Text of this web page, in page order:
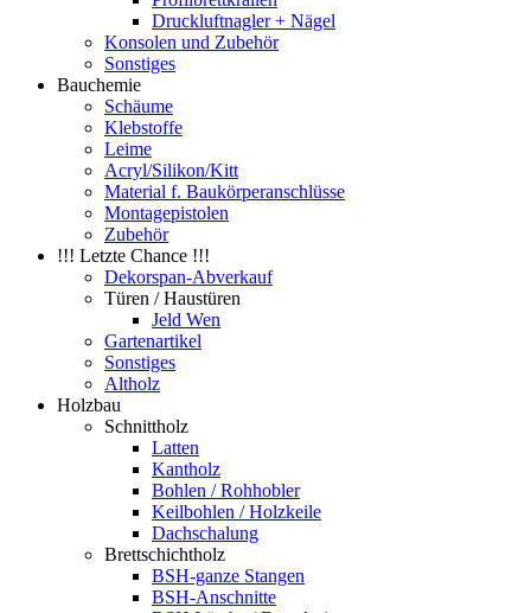
Druckluftnagler + Nägel
Konsolen und Zubehör
Sonstiges
Bauchemie
Schäume
Klebstoffe
Leime
Acryl/Silikon/Kitt
Material f. Baukörperanschlüsse
Montagepistolen
Zubehör
!!! Letzte Chance !!!
Dekorspan-Abverkauf
Türen / Haustüren
Jeld Wen
Gartenartikel
Sonstiges
Altholz
Holzbau
Schnittholz
Latten
Kantholz
Bohlen / Rohhobler
Keilbohlen / Holzkeile
Dachschalung
Brettschichtholz
BSH-ganze Stangen
BSH-Anschnitte